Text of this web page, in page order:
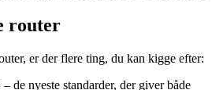
router
er der flere ting, du kan kigge efter:
– de nyeste standarder, der giver både